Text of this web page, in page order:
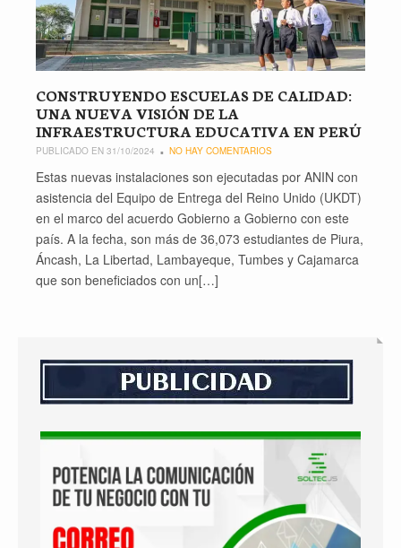
CONSTRUYENDO ESCUELAS DE CALIDAD:
UNA NUEVA VISIÓN DE LA
INFRAESTRUCTURA EDUCATIVA EN PERÚ
PUBLICADO EN 31/10/2024 NO HAY COMENTARIOS
Estas nuevas instalaciones son ejecutadas por ANIN con
asistencia del Equipo de Entrega del Reino Unido (UKDT)
en el marco del acuerdo Gobierno a Gobierno con este
país. A la fecha, son más de 36,073 estudiantes de Piura,
Áncash, La Libertad, Lambayeque, Tumbes y Cajamarca
que son beneficiados con un[…]